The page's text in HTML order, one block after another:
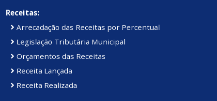
Receitas:
Arrecadação das Receitas por Percentual
Legislação Tributária Municipal
Orçamentos das Receitas
Receita Lançada
Receita Realizada